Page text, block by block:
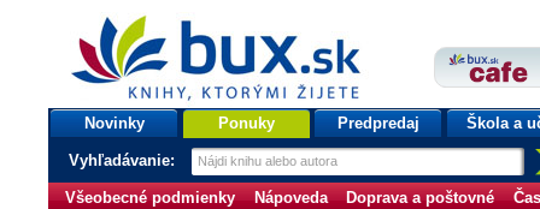
bux.sk
knihy, ktorými žijete
Úvodná stránka
Novinky Ponuky Predpredaj Škola a
Vyhľadávanie:
Všeobecné podmienky Nápoveda Doprava a poštovné